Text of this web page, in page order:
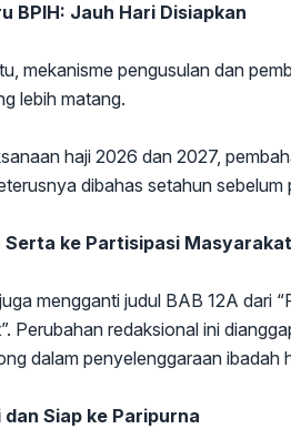
BPIH: Jauh Hari Disiapkan
mekanisme pengusulan dan
lebih matang.
haji 2026 dan 2027,
dibahas setahun sebelum
Serta ke Partisipasi Masyarakat
mengganti judul BAB 12A dari
Perubahan redaksional ini
dalam penyelenggaraan ibadah
Siap ke Paripurna